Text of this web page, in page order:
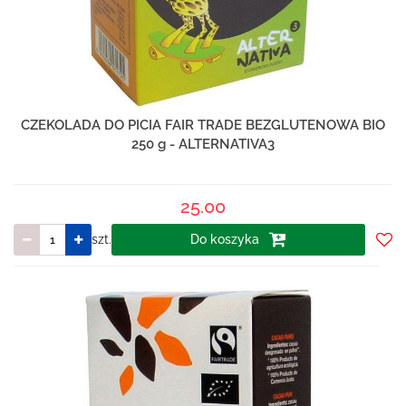
CZEKOLADA DO PICIA FAIR TRADE BEZGLUTENOWA BIO
250 g - ALTERNATIVA3
25.00
szt. Do koszyka